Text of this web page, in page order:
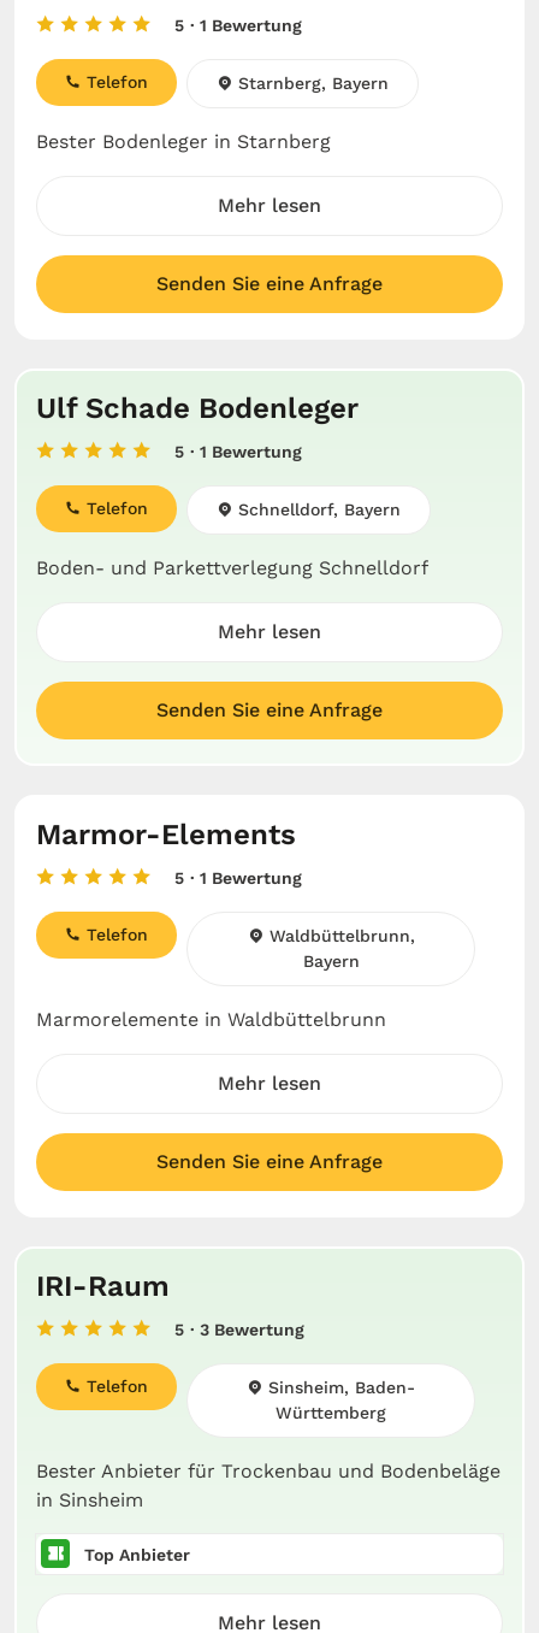
5 · 1 Bewertung
Bester Bodenleger in Starnberg
Telefon Starnberg, Bayern
Mehr lesen
Senden Sie eine Anfrage
Ulf Schade Bodenleger
5 · 1 Bewertung
Boden- und Parkettverlegung Schnelldorf
Telefon Schnelldorf, Bayern
Mehr lesen
Senden Sie eine Anfrage
Marmor-Elements
5 · 1 Bewertung
Marmorelemente in Waldbüttelbrunn
Telefon
Waldbüttelbrunn,
Bayern
Mehr lesen
Senden Sie eine Anfrage
IRI-Raum
5 · 3 Bewertung
Bester Anbieter für Trockenbau und Bodenbeläge
in Sinsheim
Telefon
Sinsheim, Baden-
Württemberg
Top Anbieter
Mehr lesen